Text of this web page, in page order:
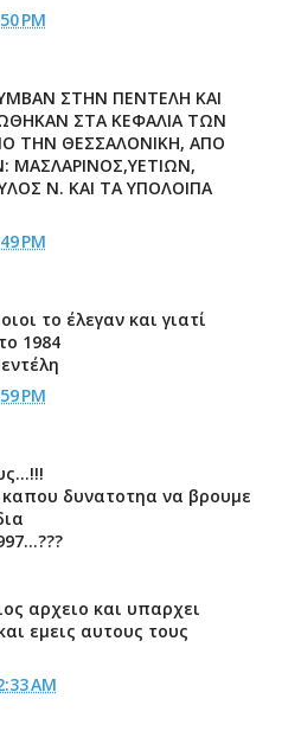
PM
ΣΤΗΝ ΠΕΝΤΕΛΗ ΚΑΙ
ΣΤΑ ΚΕΦΑΛΙΑ ΤΩΝ
ΤΗΝ ΘΕΣΣΑΛΟΝΙΚΗ, ΑΠΟ
ΜΑΣΛΑΡΙΝΟΣ,ΥΕΤΙΩΝ,
Ν. ΚΑΙ ΤΑ ΥΠΟΛΟΙΠΑ
PM
το έλεγαν και γιατί
1984
PM
δυνατοτηα να βρουμε
αρχειο και υπαρχει
εμεις αυτους τους
AM